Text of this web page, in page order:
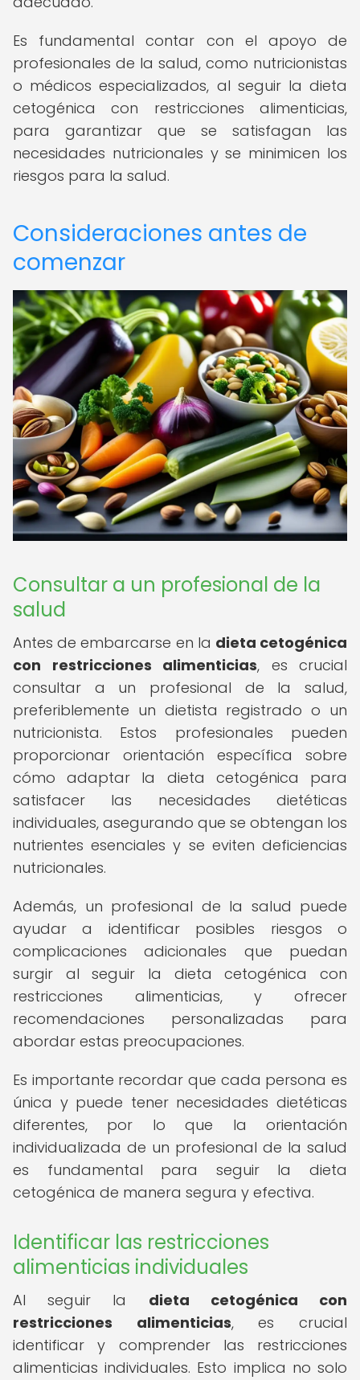
Es fundamental contar con el apoyo de
profesionales de la salud, como nutricionistas
o médicos especializados, al seguir la dieta
cetogénica con restricciones alimenticias,
para garantizar que se satisfagan las
necesidades nutricionales y se minimicen los
riesgos para la salud.
Consideraciones antes de
comenzar
Consultar a un profesional de la
salud
Antes de embarcarse en la dieta cetogénica
con restricciones alimenticias, es crucial
consultar a un profesional de la salud,
preferiblemente un dietista registrado o un
nutricionista. Estos profesionales pueden
proporcionar orientación específica sobre
cómo adaptar la dieta cetogénica para
satisfacer las necesidades dietéticas
individuales, asegurando que se obtengan los
nutrientes esenciales y se eviten deficiencias
nutricionales.
Además, un profesional de la salud puede
ayudar a identificar posibles riesgos o
complicaciones adicionales que puedan
surgir al seguir la dieta cetogénica con
restricciones alimenticias, y ofrecer
recomendaciones personalizadas para
abordar estas preocupaciones.
Es importante recordar que cada persona es
única y puede tener necesidades dietéticas
diferentes, por lo que la orientación
individualizada de un profesional de la salud
es fundamental para seguir la dieta
cetogénica de manera segura y efectiva.
Identificar las restricciones
alimenticias individuales
Al seguir la dieta cetogénica con
restricciones alimenticias, es crucial
identificar y comprender las restricciones
alimenticias individuales. Esto implica no solo